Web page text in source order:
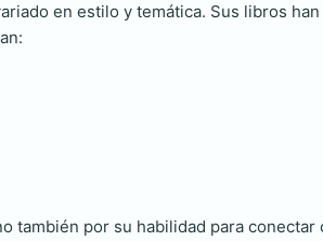
en estilo y temática. Sus libros
por su habilidad para